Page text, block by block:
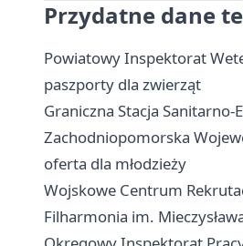
Przydatne dane
Powiatowy Inspektorat
paszporty dla zwierząt
Graniczna Stacja
Zachodniopomorska
oferta dla młodzieży
Wojskowe Centrum
Filharmonia im.